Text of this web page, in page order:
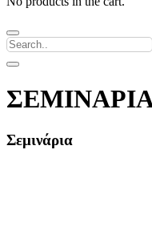
Σεμινάρια